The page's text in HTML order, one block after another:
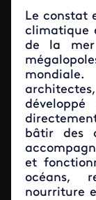
Le constat
climatique
de la
bâtir des
et
océans,
nourriture